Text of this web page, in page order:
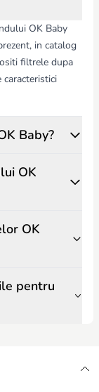
OK Baby
in catalog
filtrele dupa
Baby?
OK
OK
pentru